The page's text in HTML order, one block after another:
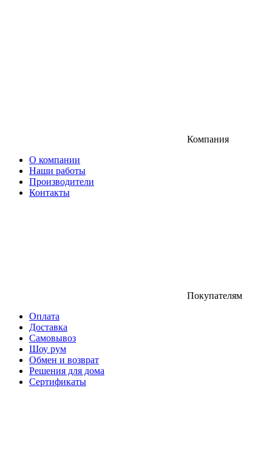
Компания
О компании
Наши работы
Производители
Контакты
Покупателям
Оплата
Доставка
Самовывоз
Шоу рум
Обмен и возврат
Решения для дома
Сертификаты